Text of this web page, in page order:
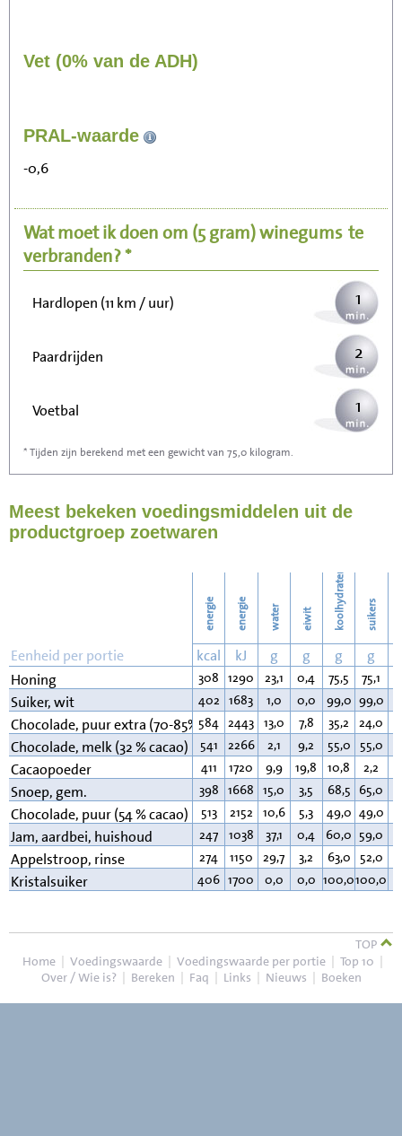
Vet (0% van de ADH)
PRAL-waarde
-0,6
Wat moet ik doen om (5 gram)winegums te
verbranden? *
Zitten, tv kijken
Wandelen (5 km/uur) 2
Hardlopen (11 km / uur) 1
Paardrijden 2
Voetbal 1
Stofzuigen
Strijken
5
* Tijden zijn berekend met een gewicht van 75,0 kilogram.
Meest bekeken voedingsmiddelen uit de
productgroep zoetwaren
energie energie water eiwit koolhydraten suikers
Eenheid per portie kcal kJ g g g g
Honing
308 1290 23,1 0,4 75,5 75,1
Suiker, wit 402 1683 1,0 0,0 99,0 99,0
Chocolade, puur extra (70-85% cacao)
584 2443 13,0 7,8 35,2 24,0
Chocolade, melk (32 % cacao) 541 2266 2,1 9,2 55,0 55,0
Cacaopoeder 411 1720 9,9 19,8 10,8 2,2
Snoep, gem. 398 1668 15,0 3,5 68,5 65,0
Chocolade, puur (54 % cacao) 513 2152 10,6 5,3 49,0 49,0
Jam, aardbei, huishoud 247 1038 37,1 0,4 60,0 59,0
Appelstroop, rinse 274 1150 29,7 3,2 63,0 52,0
Kristalsuiker 406 1700 0,0 0,0 100,0100,0
TOP
Home | Voedingswaarde | Voedingswaarde per portie | Top 10 |
Over / Wie is? | Bereken | Faq | Links | Nieuws | Boeken